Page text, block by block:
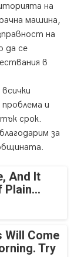
на
машина,
на
да се
в
и
срок.
за
And It
Plain...
Will Come
Try